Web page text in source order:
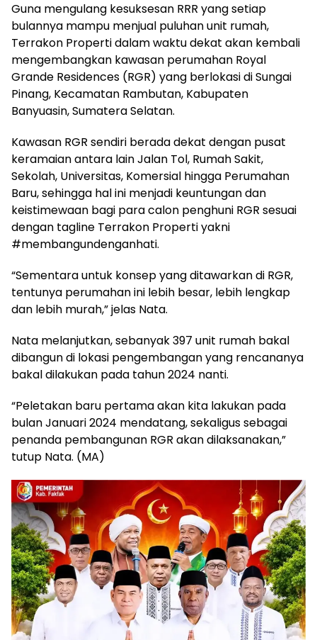
Guna mengulang kesuksesan RRR yang setiap
bulannya mampu menjual puluhan unit rumah,
Terrakon Properti dalam waktu dekat akan kembali
mengembangkan kawasan perumahan Royal
Grande Residences (RGR) yang berlokasi di Sungai
Pinang, Kecamatan Rambutan, Kabupaten
Banyuasin, Sumatera Selatan.
Kawasan RGR sendiri berada dekat dengan pusat
keramaian antara lain Jalan Tol, Rumah Sakit,
Sekolah, Universitas, Komersial hingga Perumahan
Baru, sehingga hal ini menjadi keuntungan dan
keistimewaan bagi para calon penghuni RGR sesuai
dengan tagline Terrakon Properti yakni
#membangundenganhati.
“Sementara untuk konsep yang ditawarkan di RGR,
tentunya perumahan ini lebih besar, lebih lengkap
dan lebih murah,” jelas Nata.
Nata melanjutkan, sebanyak 397 unit rumah bakal
dibangun di lokasi pengembangan yang rencananya
bakal dilakukan pada tahun 2024 nanti.
“Peletakan baru pertama akan kita lakukan pada
bulan Januari 2024 mendatang, sekaligus sebagai
penanda pembangunan RGR akan dilaksanakan,”
tutup Nata. (MA)